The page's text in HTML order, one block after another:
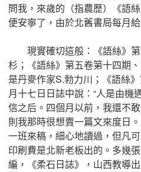
問我，來歲的（指農歷）《語
便安寧了，由於北舊書局每月
現實確切這般：《語絲》
杉；《語絲》第五卷第十四期
是丹麥作家S.勃力川；《語絲
月十七日日誌中說：“人是由
信之后。四個月以前，我還不
則我那時很想賣一篇文來度日
一班來稿，細心地讀過，但凡
印刷費是北新老板出的。多幾
編，《柔石日誌》，山西教導出